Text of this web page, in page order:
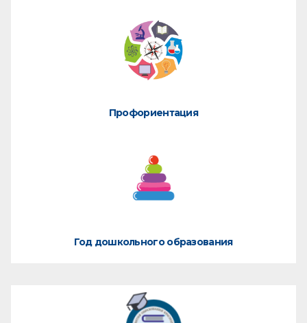
Профориентация
Год дошкольного образования